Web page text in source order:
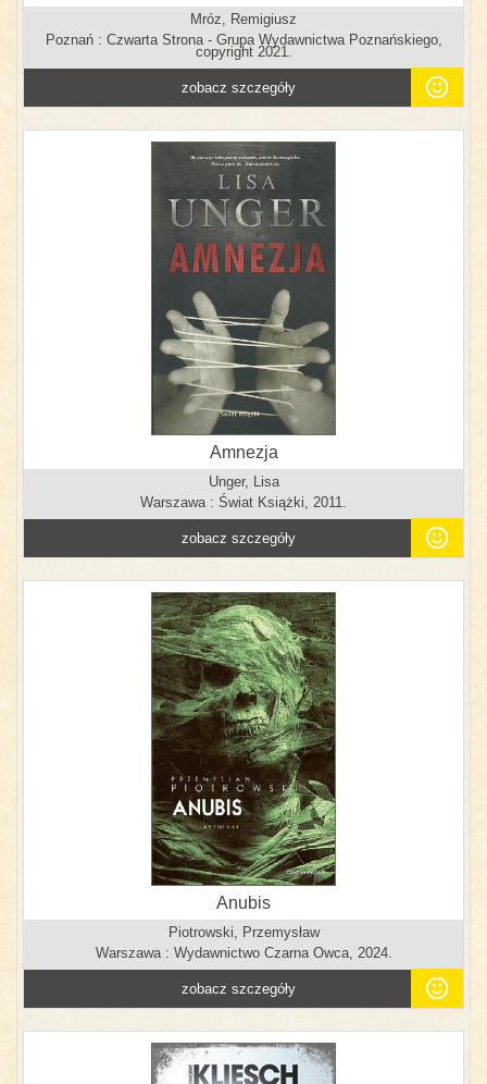
Mróz, Remigiusz
Poznań : Czwarta Strona - Grupa Wydawnictwa Poznańskiego,
copyright 2021.
zobacz szczegóły
Amnezja
Unger, Lisa
Warszawa : Świat Książki, 2011.
zobacz szczegóły
Anubis
Piotrowski, Przemysław
Warszawa : Wydawnictwo Czarna Owca, 2024.
zobacz szczegóły